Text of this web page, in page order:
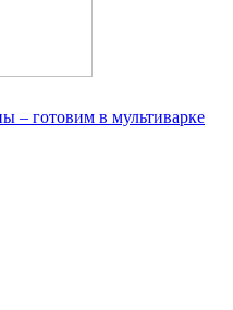
– готовим в мультиварке